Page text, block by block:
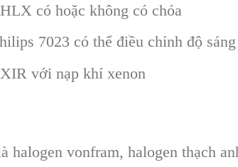
có hoặc không có chóa
7023 có thể điều chỉnh độ
với nạp khí xenon
halogen vonfram, halogen thạch